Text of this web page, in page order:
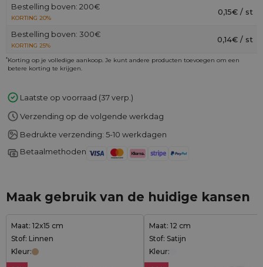
Bestelling boven: 200€
KORTING 20%
0,15€ / st
Bestelling boven: 300€
KORTING 25%
0,14€ / st
*Korting op je volledige aankoop. Je kunt andere producten toevoegen om een
betere korting te krijgen.
Laatste op voorraad (37 verp.)
Verzending op de volgende werkdag
Bedrukte verzending: 5-10 werkdagen
Betaalmethoden
Maak gebruik van de huidige kansen
Maat: 12x15 cm
Stof: Linnen
Kleur:
Maat: 12 cm
Stof: Satijn
Kleur: